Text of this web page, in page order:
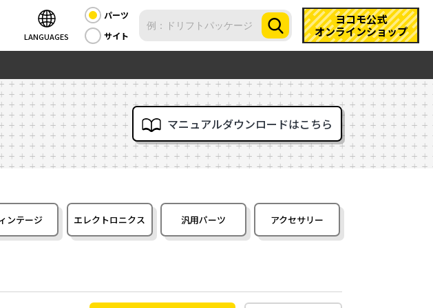
LANGUAGES
パーツ
サイト
ヨコモ公式
オンラインショップ
マニュアルダウンロードはこちら
ンテージ エレクトロニクス 汎用パーツ アクセサリー